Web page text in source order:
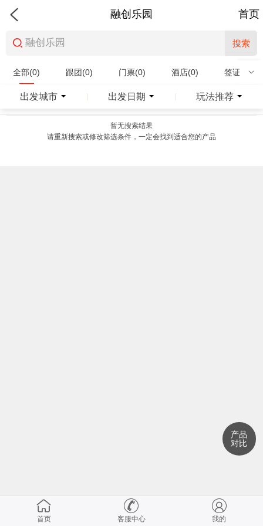
融创乐园 首页
搜索
全部(0) 跟团(0) 门票(0) 酒店(0) 签证(0)
特产商品(0)
出发城市 出发日期 玩法推荐
暂无搜索结果
请重新搜索或修改筛选条件，一定会找到适合您的产品
产品
对比
首页 客服中心 我的